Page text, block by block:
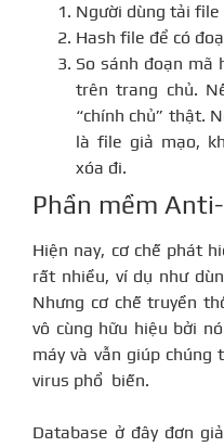
Người dùng tải file
Hash file để có
So sánh đoạn mã
trên trang chủ.
“chính chủ” thật.
là file giả mạo,
xóa đi.
Phần mềm
Hiện nay, cơ chế phát
rất nhiều, ví dụ như
Nhưng cơ chế truyền
vô cùng hữu hiệu bởi
máy và vẫn giúp
virus phổ biến.
Database ở đây đơn